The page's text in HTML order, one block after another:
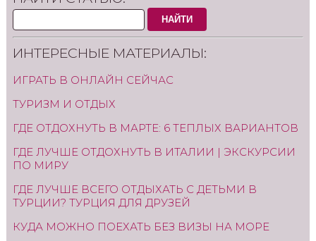
НАЙТИ
ИНТЕРЕСНЫЕ МАТЕРИАЛЫ:
ИГРАТЬ В ОНЛАЙН СЕЙЧАС
ТУРИЗМ И ОТДЫХ
ГДЕ ОТДОХНУТЬ В МАРТЕ: 6 ТЕПЛЫХ ВАРИАНТОВ
ГДЕ ЛУЧШЕ ОТДОХНУТЬ В ИТАЛИИ | ЭКСКУРСИИ
ПО МИРУ
ГДЕ ЛУЧШЕ ВСЕГО ОТДЫХАТЬ С ДЕТЬМИ В
ТУРЦИИ? ТУРЦИЯ ДЛЯ ДРУЗЕЙ
КУДА МОЖНО ПОЕХАТЬ БЕЗ ВИЗЫ НА МОРЕ